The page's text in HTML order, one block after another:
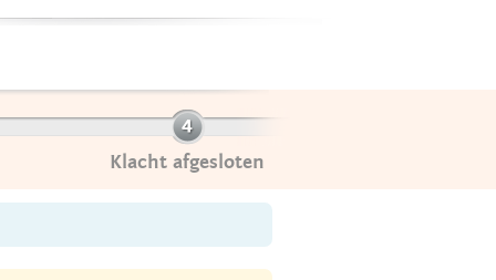
Klacht afgesloten